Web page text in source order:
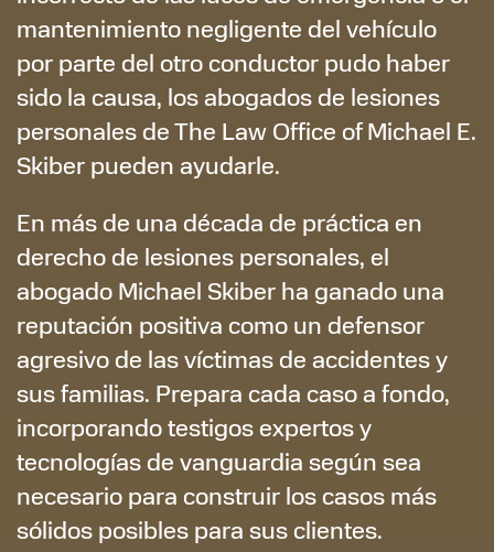
mantenimiento negligente del vehículo
por parte del otro conductor pudo haber
sido la causa, los abogados de lesiones
personales de The Law Office of Michael E.
Skiber pueden ayudarle.
En más de una década de práctica en
derecho de lesiones personales, el
abogado Michael Skiber ha ganado una
reputación positiva como un defensor
agresivo de las víctimas de accidentes y
sus familias. Prepara cada caso a fondo,
incorporando testigos expertos y
tecnologías de vanguardia según sea
necesario para construir los casos más
sólidos posibles para sus clientes.